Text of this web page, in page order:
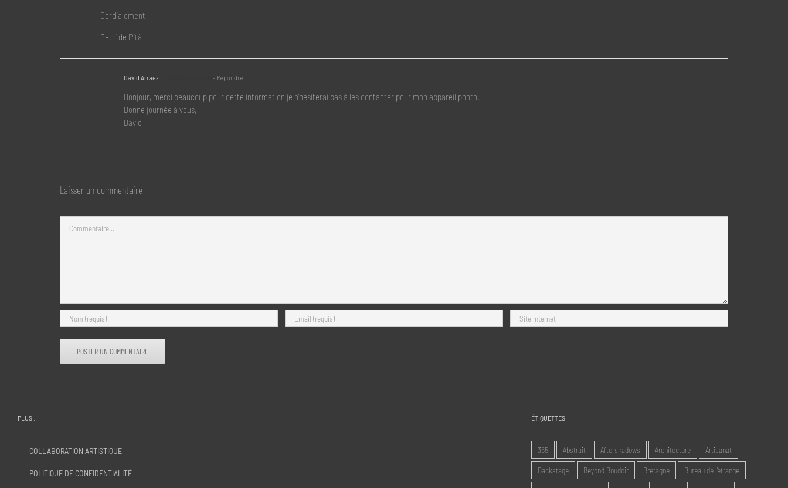
Cordialement
Petri de Pità
David Arraez - Répondre
Bonjour, merci beaucoup pour cette information je n’hésiterai pas à les contacter pour mon appareil photo.
Bonne journée à vous,
David
Laisser un commentaire
PLUS :
COLLABORATION ARTISTIQUE
POLITIQUE DE CONFIDENTIALITÉ
ÉTIQUETTES
365 Abstrait Aftershadows Architecture Artisanat
Backstage Beyond Boudoir Bretagne Bureau de l'étrange